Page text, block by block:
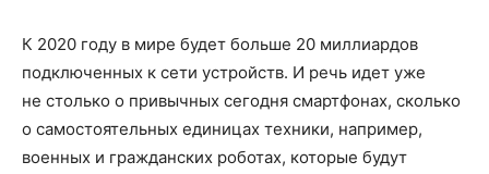
К 2020 году в мире будет больше 20 миллиардов
подключенных к сети устройств. И речь идет уже
не столько о привычных сегодня смартфонах, сколько
о самостоятельных единицах техники, например,
военных и гражданских роботах, которые будут